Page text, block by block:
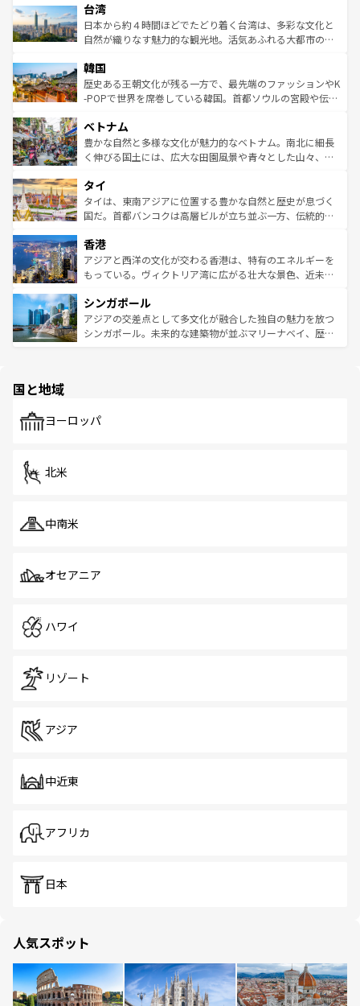
ならではの贅沢な旅のスタイルだ。 なお、新着のアメリカ
情報はコンテンツ一覧を参照してほしい。
れるおもてなしの心で訪れる人々を迎えてくれるハワイの
人々、おいしいローカルフードやハワイアンミュージッ
ク、伝統的なフラダンスなど、すべてがハワイの魅力を彩
ワイを、存分に味わってほしい。 なお、新着のハワイ情報
はコンテンツ一覧を参照してほしい。
リアリーフや大陸中央部にそびえるウルル（エアーズロッ
ク）、タスマニアの美しい原生林やケアンズの熱帯雨林な
ど、見どころがたくさん。また、カフェやワイン、オージ
いる。アクティビティも充実しており、サーフィンやダイ
ビング、ハイキングなど、アウトドア好きにはたまらな
い。オーストラリアの多彩な魅力を存分に味わいつくそ
参照してほしい。
台湾
日本から約４時間ほどでたどり着く台湾は、多彩な文化と
自然が織りなす魅力的な観光地。活気あふれる大都市の台
ン）、静ひつな山岳地帯である台湾東部など、都市の喧騒
と山間の静けさが共存しており、訪れる人に新しい発見と
驚きをもたらしてくれる。また、奥深い台湾の食文化も魅
容にもいいと評判のスイーツなど、バラエティ豊かな料理
が味わえる。 なお、新着の台湾情報は コンテンツ一覧を参
照してほしい。
韓国
歴史ある王朝文化が残る一方で、最先端のファッションやK
-POPで世界を席巻している韓国。首都ソウルの宮殿や伝統
き、地方に足を延ばせば四季折々の自然美を楽しむことが
できる。そして、キムチや焼肉、絶品のストリートフード
まで、さまざまな韓国料理が待っている。夜には、韓国な
リティに包まれながら、韓国の多彩な魅力を心ゆくまで味
わってみてほしい。 なお、新着の韓国情報はコンテンツ一
覧を参照してほしい。
ベトナム
豊かな自然と多様な文化が魅力的なベトナム。南北に細長
く伸びる国土には、広大な田園風景や青々とした山々、世
急速な発展と共に伝統が息づく。ハノイの古い町並みやホ
ーチミン市のフランス統治時代の建物も、独特の雰囲気を
醸し出している。また、バラエティの豊かさとおいしさで
とつ。フォーやバインミー、ベトナムコーヒーなどは、ぜ
ひ現地で味わいたい。どの地域を訪れてもあたたかい人々
が旅行者を迎えてくれるので、きっと忘れられない旅にな
参照してほしい。
タイ
タイは、東南アジアに位置する豊かな自然と歴史が息づく
国だ。首都バンコクは高層ビルが立ち並ぶ一方、伝統的な
の活気が交差している。北部ではチェンマイなどの山岳地
帯で自然と触れ合い、南部ではプーケットやクラビの美し
いビーチでリゾート気分を楽しむことができる。タイ料理
激する。気候は一年中温暖で、どの季節にも異なる楽しみ
が待っている。親しみやすいタイの人々、仏教を中心とし
た文化、そして多様な観光資源が、訪れる旅人を魅了し続
香港
アジアと西洋の文化が交わる香港は、特有のエネルギーを
もっている。ヴィクトリア湾に広がる壮大な景色、近未来
み、どこを訪れても感動するはず。観光スポットが密集し
ており、効率よく見どころを回れるのも魅力。息をのむよ
うな絶景から文化的な体験まで、香港を存分に楽しみ尽く
シンガポール
アジアの交差点として多文化が融合した独自の魅力を放つ
シンガポール。未来的な建築物が並ぶマリーナベイ、歴史
で、ホーカーズは地元の風情を楽しめる外せないスポット
国と地域
ヨーロッパ
北米
中南米
オセアニア
ハワイ
リゾート
アジア
中近東
アフリカ
日本
人気スポット